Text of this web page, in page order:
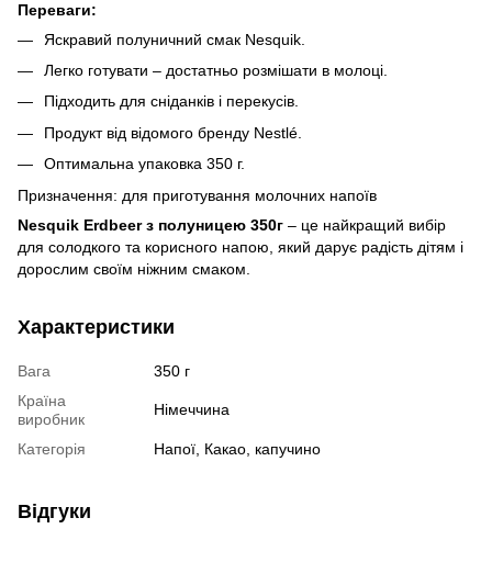
Переваги:
Яскравий полуничний смак Nesquik.
Легко готувати – достатньо розмішати в молоці.
Підходить для сніданків і перекусів.
Продукт від відомого бренду Nestlé.
Оптимальна упаковка 350 г.
Призначення: для приготування молочних напоїв
Nesquik Erdbeer з полуницею 350г – це найкращий вибір
для солодкого та корисного напою, який дарує радість дітям і
дорослим своїм ніжним смаком.
Характеристики
Вага
350 г
Країна
виробник
Німеччина
Категорія Напої, Какао, капучино
Відгуки